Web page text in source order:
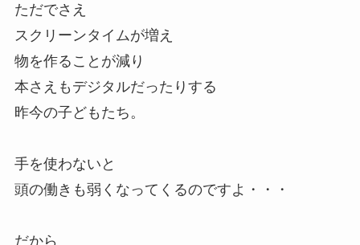
ただでさえ
スクリーンタイムが増え
物を作ることが減り
本さえもデジタルだったりする
昨今の子どもたち。
手を使わないと
頭の働きも弱くなってくるのですよ・・・
だから